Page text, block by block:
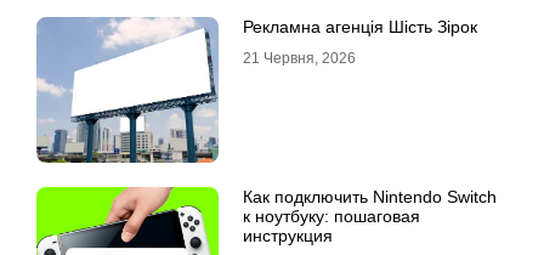
Рекламна агенція Шість Зірок
21 Червня, 2026
Как подключить Nintendo Switch
к ноутбуку: пошаговая
инструкция